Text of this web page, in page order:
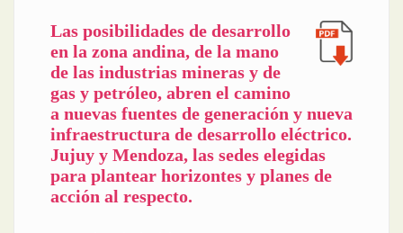
Las posibilidades de desarrollo
en la zona andina, de la mano
de las industrias mineras y de
gas y petróleo, abren el camino
a nuevas fuentes de generación y nueva
infraestructura de desarrollo eléctrico.
Jujuy y Mendoza, las sedes elegidas
para plantear horizontes y planes de
acción al respecto.